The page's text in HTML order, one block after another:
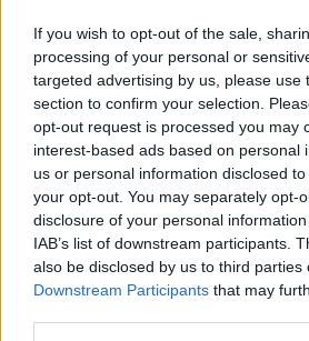
If you wish to opt-out of the sale,
processing of your personal or
targeted advertising by us, please use
section to confirm your selection.
opt-out request is processed you may
interest-based ads based on personal
us or personal information disclosed
your opt-out. You may separately opt-
disclosure of your personal
IAB’s list of downstream participants.
also be disclosed by us to third parties
Downstream Participants that may